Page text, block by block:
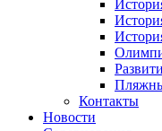
Контакты
Новости